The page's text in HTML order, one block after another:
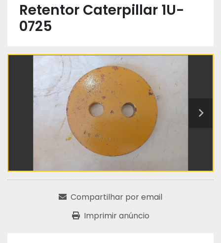
Retentor Caterpillar 1U-
0725
Compartilhar por email
Imprimir anúncio